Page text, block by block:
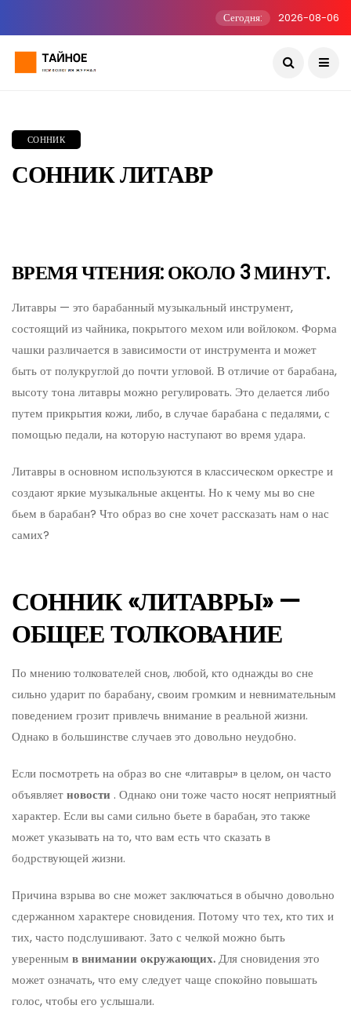
Сегодня: 2026-08-06
СОННИК
СОННИК ЛИТАВР
ВРЕМЯ ЧТЕНИЯ: ОКОЛО 3 МИНУТ.
Литавры — это барабанный музыкальный инструмент,
состоящий из чайника, покрытого мехом или войлоком. Форма
чашки различается в зависимости от инструмента и может
быть от полукруглой до почти угловой. В отличие от барабана,
высоту тона литавры можно регулировать. Это делается либо
путем прикрытия кожи, либо, в случае барабана с педалями, с
помощью педали, на которую наступают во время удара.
Литавры в основном используются в классическом оркестре и
создают яркие музыкальные акценты. Но к чему мы во сне
бьем в барабан? Что образ во сне хочет рассказать нам о нас
самих?
СОННИК «ЛИТАВРЫ» —
ОБЩЕЕ ТОЛКОВАНИЕ
По мнению толкователей снов, любой, кто однажды во сне
сильно ударит по барабану, своим громким и невнимательным
поведением грозит привлечь внимание в реальной жизни.
Однако в большинстве случаев это довольно неудобно.
Если посмотреть на образ во сне «литавры» в целом, он часто
объявляетновости . Однако они тоже часто носят неприятный
характер. Если вы сами сильно бьете в барабан, это также
может указывать на то, что вам есть что сказать в
бодрствующей жизни.
Причина взрыва во сне может заключаться в обычно довольно
сдержанном характере сновидения. Потому что тех, кто тих и
тих, часто подслушивают. Зато с челкой можно быть
уверенным в внимании окружающих.Для сновидения это
может означать, что ему следует чаще спокойно повышать
голос, чтобы его услышали.